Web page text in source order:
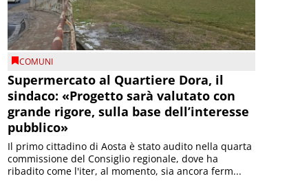
COMUNI
Supermercato al Quartiere Dora, il
sindaco: «Progetto sarà valutato con
grande rigore, sulla base dell’interesse
pubblico»
Il primo cittadino di Aosta è stato audito nella quarta
commissione del Consiglio regionale, dove ha
ribadito come l'iter, al momento, sia ancora ferm...